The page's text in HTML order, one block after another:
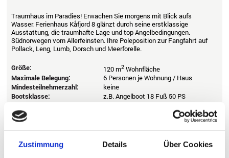
Zustimmung Details Über Cookies
Traumhaus im Paradies! Erwachen Sie morgens mit Blick aufs
Wasser. Ferienhaus Kåfjord 8 glänzt durch seine erstklassige
Ausstattung, die traumhafte Lage und top Angelbedingungen.
Südnorwegen vom Allerfeinsten. Ihre Poleposition zur Fangfahrt auf
Pollack, Leng, Lumb, Dorsch und Meerforelle.
Größe: 120 m2Wohnfläche
Maximale Belegung:
6 Personen je Wohnung / Haus
Mindesteilnehmerzahl:
keine
Bootsklasse:
z.B. Angelboot 18 Fuß 50 PS
Anfänger, Fortgeschrittene,
Entfernung Wasser:
Fische:
Dorsch, Pollack, Köhler & Co.,
Wechseltag:
täglich - Mindestdauer: 7 Nächte